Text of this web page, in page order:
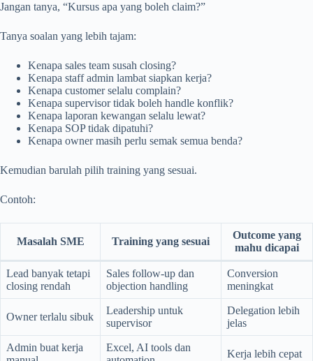
Jangan tanya, “Kursus apa yang boleh claim?”
Tanya soalan yang lebih tajam:
Kenapa sales team susah closing?
Kenapa staff admin lambat siapkan kerja?
Kenapa customer selalu complain?
Kenapa supervisor tidak boleh handle konflik?
Kenapa laporan kewangan selalu lewat?
Kenapa SOP tidak dipatuhi?
Kenapa owner masih perlu semak semua benda?
Kemudian barulah pilih training yang sesuai.
Contoh:
Masalah SME Training yang sesuai
Outcome yang
mahu dicapai
Lead banyak tetapi
closing rendah
Sales follow-up dan
objection handling
Conversion
meningkat
Owner terlalu sibuk
Leadership untuk
supervisor
Delegation lebih
jelas
Admin buat kerja
Excel, AI tools dan
Kerja lebih cepat